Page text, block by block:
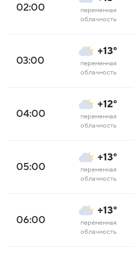
02:00
переменная
облачность
03:00
+13°
переменная
облачность
04:00
+12°
переменная
облачность
05:00
+13°
переменная
облачность
06:00
+13°
переменная
облачность